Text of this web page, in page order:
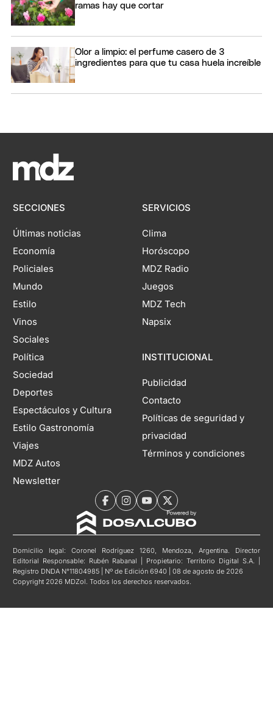
ramas hay que cortar
Olor a limpio: el perfume casero de 3
ingredientes para que tu casa huela increíble
SECCIONES
Últimas noticias
Economía
Policiales
Mundo
Estilo
Vinos
Sociales
Política
Sociedad
Deportes
Espectáculos y Cultura
Estilo Gastronomía
Viajes
MDZ Autos
Newsletter
SERVICIOS
Clima
Horóscopo
MDZ Radio
Juegos
MDZ Tech
Napsix
INSTITUCIONAL
Publicidad
Contacto
Políticas de seguridad y
privacidad
Términos y condiciones
Domicilio legal: Coronel Rodríguez 1260, Mendoza, Argentina. Director
Editorial Responsable: Rubén Rabanal | Propietario: Territorio Digital S.A. |
Registro DNDA N°11804985 | Nº de Edición 6940 | 08 de agosto de 2026
Copyright 2026 MDZol. Todos los derechos reservados.